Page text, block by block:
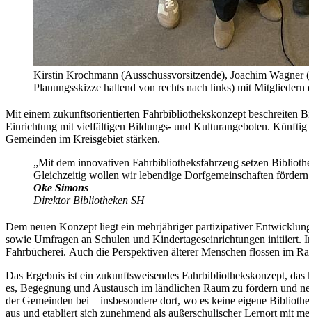
Kirstin Krochmann (Ausschussvorsitzende), Joachim
Planungsskizze haltend von rechts nach links) mit
Mit einem zukunftsorientierten Fahrbibliothekskonzept beschreiten
Einrichtung mit vielfältigen Bildungs- und Kulturangeboten. Künftig
Gemeinden im Kreisgebiet stärken.
„Mit dem innovativen Fahrbibliotheksfahrzeug setzen
Gleichzeitig wollen wir lebendige Dorfgemeinschaften
Oke Simons
Direktor Bibliotheken SH
Dem neuen Konzept liegt ein mehrjähriger partizipativer
sowie Umfragen an Schulen und Kindertageseinrichtungen initiiert.
Fahrbücherei. Auch die Perspektiven älterer Menschen flossen im
Das Ergebnis ist ein zukunftsweisendes Fahrbibliothekskonzept,
es, Begegnung und Austausch im ländlichen Raum zu fördern und
der Gemeinden bei – insbesondere dort, wo es keine eigene
aus und etabliert sich zunehmend als außerschulischer Lernort mit